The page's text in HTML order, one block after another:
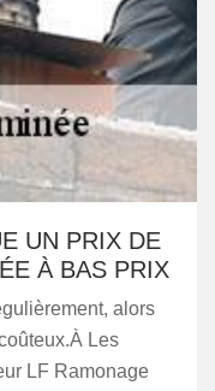
UN PRIX DE
À BAS PRIX
alors
Les
LF Ramonage